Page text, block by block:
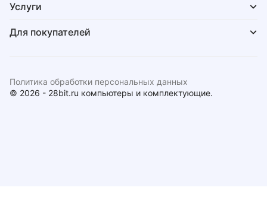
Услуги
Для покупателей
© 2026 - 28bit.ru компьютеры и комплектующие.
Политика обработки персональных данных